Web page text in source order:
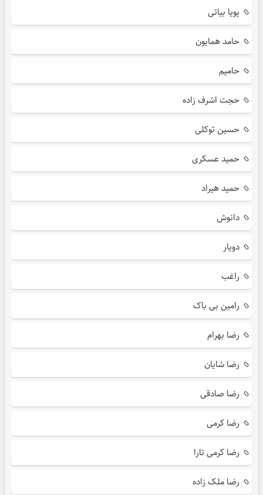
پویا بیاتی
حامد همایون
حامیم
حجت اشرف زاده
حسین توکلی
حمید عسکری
حمید هیراد
دانوش
دویار
راغب
رامین بی باک
رضا بهرام
رضا شایان
رضا صادقی
رضا کرمی
رضا کرمی تارا
رضا ملک زاده